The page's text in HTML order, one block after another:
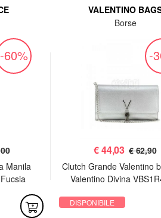
-60%
Manila
VALENTINO
Borse
-
€44,03 € 62,90
Clutch Grande Valentino
Valentino Divina
DISPONIBILE